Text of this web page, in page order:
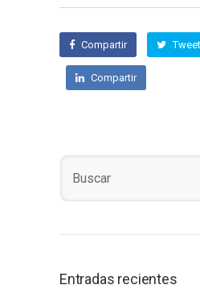
Compartir Tweet
Compartir
Entradas recientes